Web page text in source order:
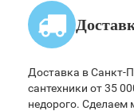
Доставка в Санкт-
сантехники от 35
недорого. Сделаем